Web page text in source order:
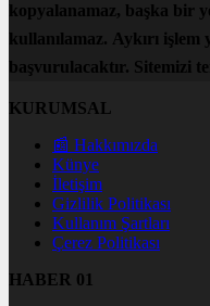
kopyalanamaz, başka bir
kullanılamaz. Aykırı
başvurulacaktır. Sitemizi
KURUMSAL
📰 Hakkımızda
Künye
İletişim
Gizlilik Politikası
Kullanım Şartları
Çerez Politikası
HABER 01